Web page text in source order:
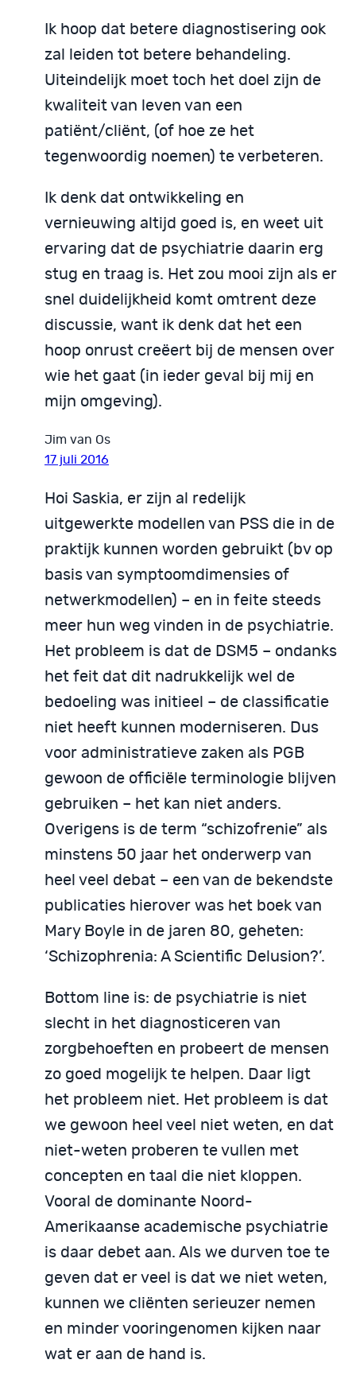
Ik hoop dat betere diagnostisering ook
zal leiden tot betere behandeling.
Uiteindelijk moet toch het doel zijn de
kwaliteit van leven van een
patiënt/cliënt, (of hoe ze het
tegenwoordig noemen) te verbeteren.
Ik denk dat ontwikkeling en
vernieuwing altijd goed is, en weet uit
ervaring dat de psychiatrie daarin erg
stug en traag is. Het zou mooi zijn als er
snel duidelijkheid komt omtrent deze
discussie, want ik denk dat het een
hoop onrust creëert bij de mensen over
wie het gaat (in ieder geval bij mij en
mijn omgeving).
Jim van Os
17 juli 2016
Hoi Saskia, er zijn al redelijk
uitgewerkte modellen van PSS die in de
praktijk kunnen worden gebruikt (bv op
basis van symptoomdimensies of
netwerkmodellen) – en in feite steeds
meer hun weg vinden in de psychiatrie.
Het probleem is dat de DSM5 – ondanks
het feit dat dit nadrukkelijk wel de
bedoeling was initieel – de classificatie
niet heeft kunnen moderniseren. Dus
voor administratieve zaken als PGB
gewoon de officiële terminologie blijven
gebruiken – het kan niet anders.
Overigens is de term “schizofrenie” als
minstens 50 jaar het onderwerp van
heel veel debat – een van de bekendste
publicaties hierover was het boek van
Mary Boyle in de jaren 80, geheten:
‘Schizophrenia: A Scientific Delusion?’.
Bottom line is: de psychiatrie is niet
slecht in het diagnosticeren van
zorgbehoeften en probeert de mensen
zo goed mogelijk te helpen. Daar ligt
het probleem niet. Het probleem is dat
we gewoon heel veel niet weten, en dat
niet-weten proberen te vullen met
concepten en taal die niet kloppen.
Vooral de dominante Noord-
Amerikaanse academische psychiatrie
is daar debet aan. Als we durven toe te
geven dat er veel is dat we niet weten,
kunnen we cliënten serieuzer nemen
en minder vooringenomen kijken naar
wat er aan de hand is.